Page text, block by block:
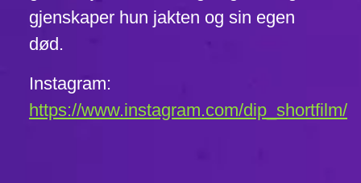
gjenskaper hun jakten og sin egen
død.
Instagram:
https://www.instagram.com/dip_shortfilm/